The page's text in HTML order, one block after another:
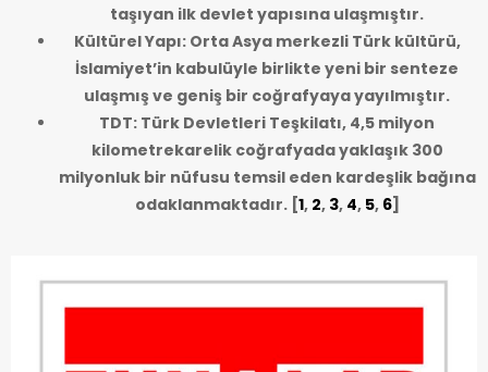
taşıyan ilk devlet yapısına ulaşmıştır.
Kültürel Yapı: Orta Asya merkezli Türk kültürü,
İslamiyet’in kabulüyle birlikte yeni bir senteze
ulaşmış ve geniş bir coğrafyaya yayılmıştır.
TDT: Türk Devletleri Teşkilatı, 4,5 milyon
kilometrekarelik coğrafyada yaklaşık 300
milyonluk bir nüfusu temsil eden kardeşlik bağına
odaklanmaktadır.[1, 2, 3, 4, 5, 6]